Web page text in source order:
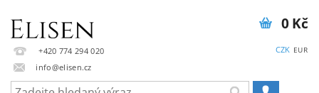
+420 774 294 020
info@elisen.cz
CZK EUR
0 Kč